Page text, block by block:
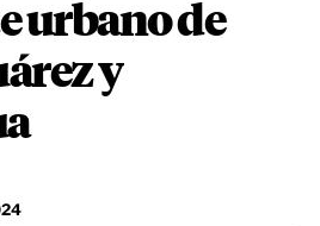
urbano de
y